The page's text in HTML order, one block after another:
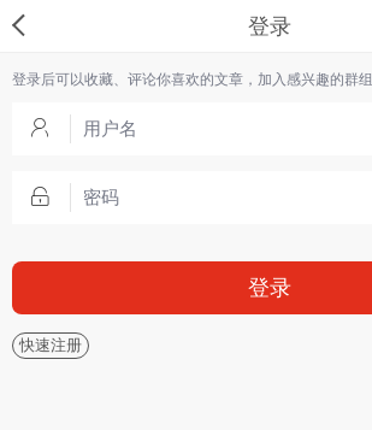
登录
登录后可以收藏、评论你喜欢的文章，加入感兴趣的群组
登录
快速注册